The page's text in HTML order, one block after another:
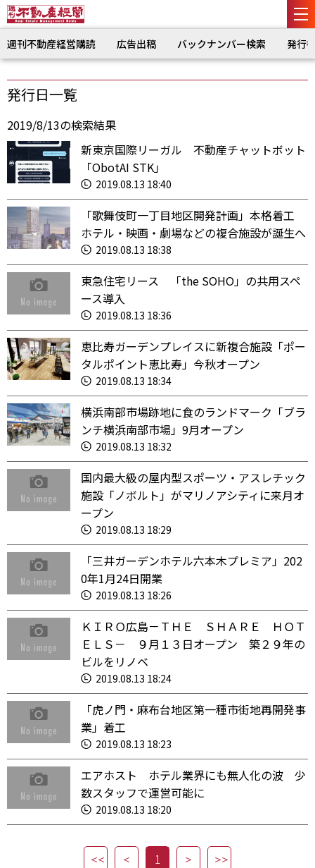
週刊不動産経営購読 広告出稿 バックナンバー検索 発行
発行日一覧
2019/8/13の検索結果
新東京国際リーガル 不動産チャットボット
「ObotAI STK」
2019.08.13 18:40
「歌舞伎町一丁目地区開発計画」本格着工
ホテル・映画・劇場などの複合施設が誕生へ
2019.08.13 18:38
東急住宅リース 「the SOHO」の共用スペ
ース導入
2019.08.13 18:36
恵比寿ガーデンプレイスに新複合施設「ポー
タルポイント恵比寿」今秋オープン
2019.08.13 18:34
横浜南部市場跡地に食のランドマーク「ブラ
ンチ横浜南部市場」9月オープン
2019.08.13 18:32
国内最大級の屋内型スポーツ・アスレチック
施設「ノボルト」がマリノアシティに来月オ
ープン
2019.08.13 18:29
「三井ガーデンホテル六本木プレミア」202
0年1月24日開業
2019.08.13 18:26
ＫＩＲＯ広島－ＴＨＥ ＳＨＡＲＥ ＨＯＴ
ＥＬＳ－ ９月１３日オープン 築２９年の
ビルをリノベ
2019.08.13 18:24
「虎ノ門・麻布台地区第一種市街地再開発事
業」着工
2019.08.13 18:23
エアホスト ホテル業界にも無人化の波 少
数スタッフで運営可能に
2019.08.13 18:20
1